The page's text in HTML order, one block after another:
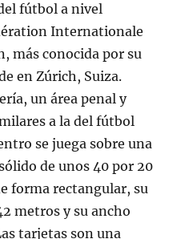
fútbol a nivel
Internationale
más conocida por su
en Zúrich, Suiza.
un área penal y
a la del fútbol
se juega sobre una
de unos 40 por 20
forma rectangular, su
metros y su ancho
tarjetas son una